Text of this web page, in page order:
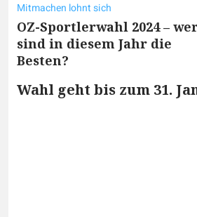
Mitmachen lohnt sich
OZ-Sportlerwahl 2024 –
sind in diesem Jahr die
Besten?
Wahl geht bis zum 31.